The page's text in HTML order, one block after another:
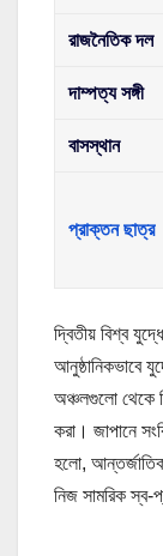
রাজনৈতিক দল
দাম্পত্য সঙ্গী
বাসস্থান
প্রাক্তন ছাত্র
দ্বিতীয় বিশ্ব
আনুষ্ঠানিকভাবে
অঞ্চলগুলো থেকে
করা। জাপানে
হলো, আন্তর্জাতিক
নিজ সামরিক স্ব-